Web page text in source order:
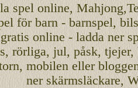
spel online,Mahjong
för barn - barnspel,
online - ladda ner
rörliga, jul, påsk, tjejer,
mobilen eller
ner skärmsläckare,